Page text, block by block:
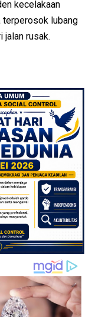
kecelakaan
terperosok lubang
jalan rusak.